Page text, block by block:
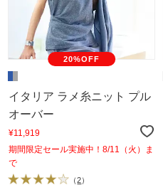
20%OFF
イタリア ラメ糸ニット プル
オーバー
¥11,919
期間限定セール実施中！8/11（火）ま
で
（2）